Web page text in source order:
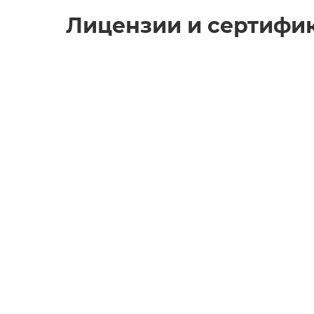
Лицензии и